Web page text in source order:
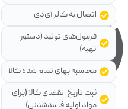
اتصال به کالر آی‌دی
فرمول‌های تولید (دستور
تهیه)
محاسبه بهای تمام شده کالا
ثبت تاریخ انقضای کالا (برای
مواد اولیه فاسدشدنی)